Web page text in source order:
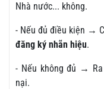
Nhà nước... không.
- Nếu đủ điều kiện →
đăng ký nhãn hiệu.
- Nếu không đủ → Ra
nại.